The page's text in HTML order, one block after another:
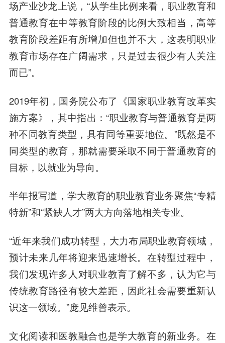
场产业沙龙上说，“从学生比例来看，职业教育和
普通教育在中等教育阶段的比例大致相当，高等
教育阶段差距有所增加但也并不大，这表明职业
教育市场存在广阔需求，只是过去很少有人关注
而已”。
2019年初，国务院公布了《国家职业教育改革实
施方案》，其中指出：“职业教育与普通教育是两
种不同教育类型，具有同等重要地位。”既然是不
同类型的教育，那就需要采取不同于普通教育的
目标，以就业为导向。
半年报写道，学大教育的职业教育业务聚焦“专精
特新”和“紧缺人才”两大方向落地相关专业。
“近年来我们成功转型，大力布局职业教育领域，
预计未来几年将迎来迅速增长。在转型过程中，
我们发现许多人对职业教育了解不多，认为它与
传统教育路径有较大差距，因此社会需要重新认
识这一领域。”庞见维曾表示。
文化阅读和医教融合也是学大教育的新业务。在